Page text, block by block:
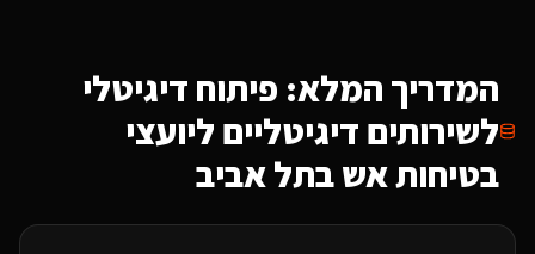
המדריך המלא: פיתוח דיגיטלי
לשירותים דיגיטליים ליועצי
בטיחות אשבתל אביב